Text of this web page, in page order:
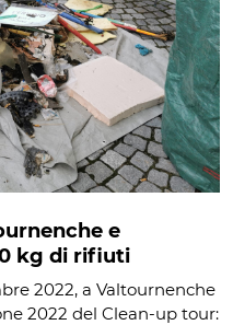
e
kg di rifiuti
2022, a Valtournenche
2022 del Clean-up tour: